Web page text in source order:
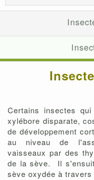
Certains insectes
xylébore disparate,
de développement
au niveau de
vaisseaux par des
de la sève. Il
sève oxydée à